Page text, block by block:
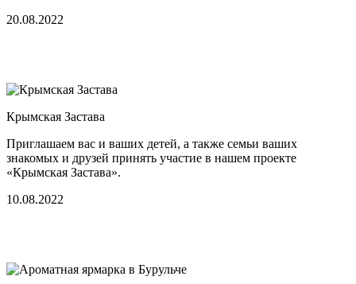
20.08.2022
Крымская Застава
Приглашаем вас и ваших детей, а также семьи ваших
знакомых и друзей принять участие в нашем проекте
«Крымская Застава».
10.08.2022